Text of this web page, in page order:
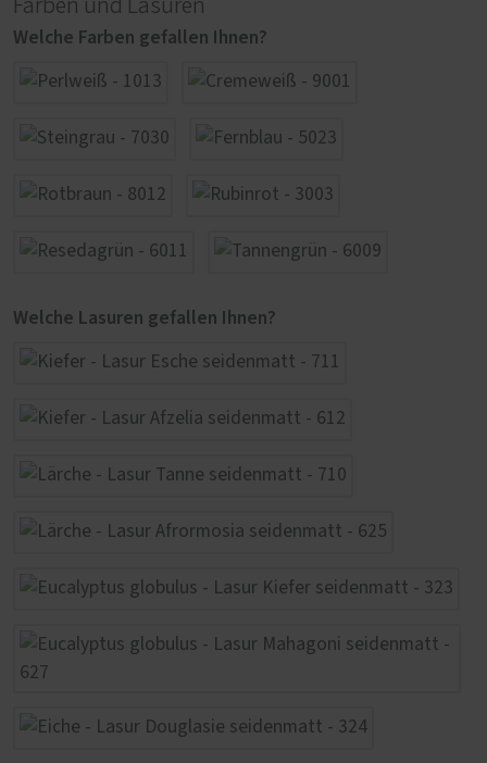
Farben und Lasuren
Welche Farben gefallen Ihnen?
Welche Lasuren gefallen Ihnen?